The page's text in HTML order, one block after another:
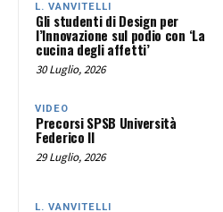
L. VANVITELLI
Gli studenti di Design per
l’Innovazione sul podio con ‘La
cucina degli affetti’
30 Luglio, 2026
VIDEO
Precorsi SPSB Università
Federico II
29 Luglio, 2026
L. VANVITELLI